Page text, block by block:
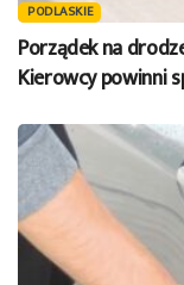
PODLASKIE
Porządek na
Kierowcy powinni